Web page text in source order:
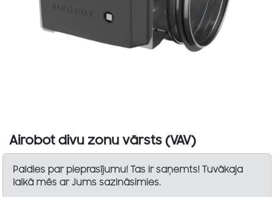
Airobot divu zonu vārsts (VAV)
Paldies par pieprasījumu! Tas ir saņemts! Tuvākaja
laikā mēs ar Jums sazināsimies.